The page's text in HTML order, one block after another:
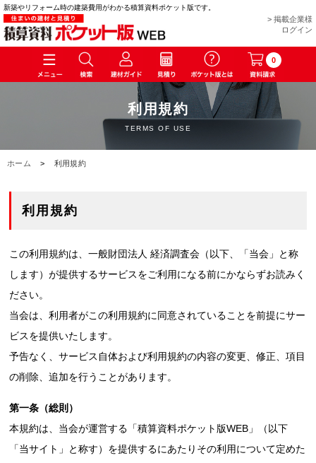
新築やリフォーム時の建築費用がわかる積算資料ポケット版です。
> 掲載企業様
ログイン
0
利用規約
TERMS OF USE
ホーム > 利用規約
利用規約
この利用規約は、一般財団法人 経済調査会（以下、「当会」と称
します）が提供するサービスをご利用になる前にかならずお読みく
ださい。
当会は、利用者がこの利用規約に同意されていることを前提にサー
ビスを提供いたします。
予告なく、サービス自体および利用規約の内容の変更、修正、項目
の削除、追加を行うことがあります。
第一条（総則）
本規約は、当会が運営する「積算資料ポケット版WEB」（以下
「当サイト」と称す）を提供するにあたりその利用について定めた